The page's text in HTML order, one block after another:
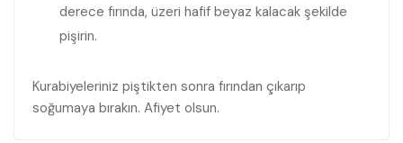
derece fırında, üzeri hafif beyaz kalacak şekilde
pişirin.
Kurabiyeleriniz piştikten sonra fırından çıkarıp
soğumaya bırakın. Afiyet olsun.